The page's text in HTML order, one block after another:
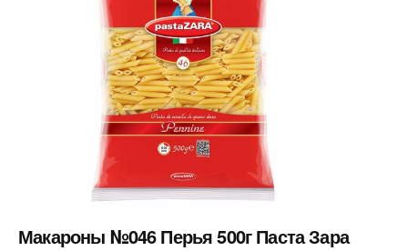
Макароны №046 Перья 500г Паста Зара